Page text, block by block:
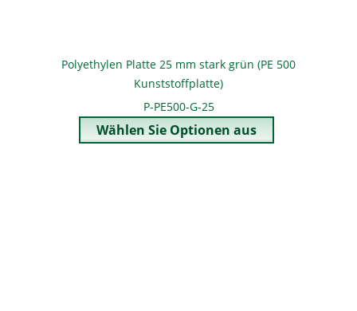
Polyethylen Platte 25 mm stark grün (PE 500
Kunststoffplatte)
P-PE500-G-25